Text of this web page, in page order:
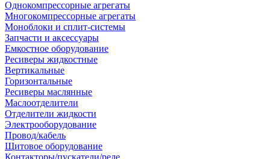
Однокомпрессорные агрегаты
Многокомпрессорные агрегаты
Моноблоки и сплит-системы
Запчасти и аксессуары
Емкостное оборудование
Ресиверы жидкостные
Вертикальные
Горизонтальные
Ресиверы маслянные
Маслоотделители
Отделители жидкости
Электрооборудование
Провод/кабель
Щитовое оборудование
Контакторы/пускатели/реле